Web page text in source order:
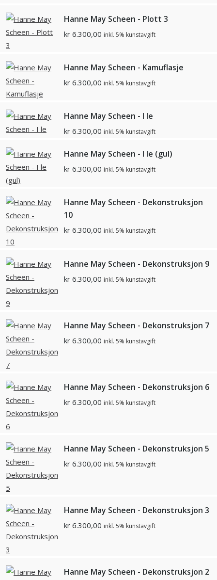
Hanne May Scheen - Plott 3
kr 6.300,00 inkl. 5% kunstavgift
Hanne May Scheen - Kamuflasje
kr 6.300,00 inkl. 5% kunstavgift
Hanne May Scheen - I le
kr 6.300,00 inkl. 5% kunstavgift
Hanne May Scheen - I le (gul)
kr 6.300,00 inkl. 5% kunstavgift
Hanne May Scheen - Dekonstruksjon
10
kr 6.300,00 inkl. 5% kunstavgift
Hanne May Scheen - Dekonstruksjon 9
kr 6.300,00 inkl. 5% kunstavgift
Hanne May Scheen - Dekonstruksjon 7
kr 6.300,00 inkl. 5% kunstavgift
Hanne May Scheen - Dekonstruksjon 6
kr 6.300,00 inkl. 5% kunstavgift
Hanne May Scheen - Dekonstruksjon 5
kr 6.300,00 inkl. 5% kunstavgift
Hanne May Scheen - Dekonstruksjon 3
kr 6.300,00 inkl. 5% kunstavgift
Hanne May Scheen - Dekonstruksjon 2